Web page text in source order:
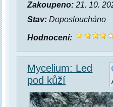
Zakoupeno: 21. 10.
Stav: Doposloucháno
Hodnocení:
Mycelium: Led
pod kůží